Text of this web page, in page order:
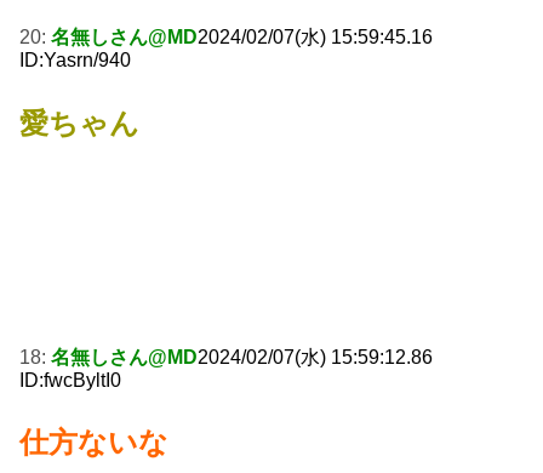
20: 名無しさん@MD2024/02/07(水) 15:59:45.16
ID:Yasrn/940
愛ちゃん
18: 名無しさん@MD2024/02/07(水) 15:59:12.86
ID:fwcByltI0
仕方ないな